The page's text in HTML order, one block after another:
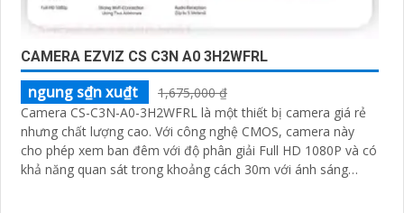
CAMERA EZVIZ CS C3N A0 3H2WFRL
ngung s₫n xu₫t
1,675,000 ₫
Camera CS-C3N-A0-3H2WFRL là một thiết bị camera giá rẻ
nhưng chất lượng cao. Với công nghệ CMOS, camera này
cho phép xem ban đêm với độ phân giải Full HD 1080P và có
khả năng quan sát trong khoảng cách 30m với ánh sáng